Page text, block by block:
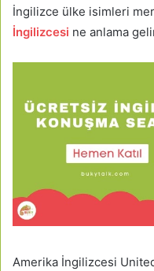
İngilizce ülke isimleri
İngilizcesi ne anlama
Amerika İngilizcesi